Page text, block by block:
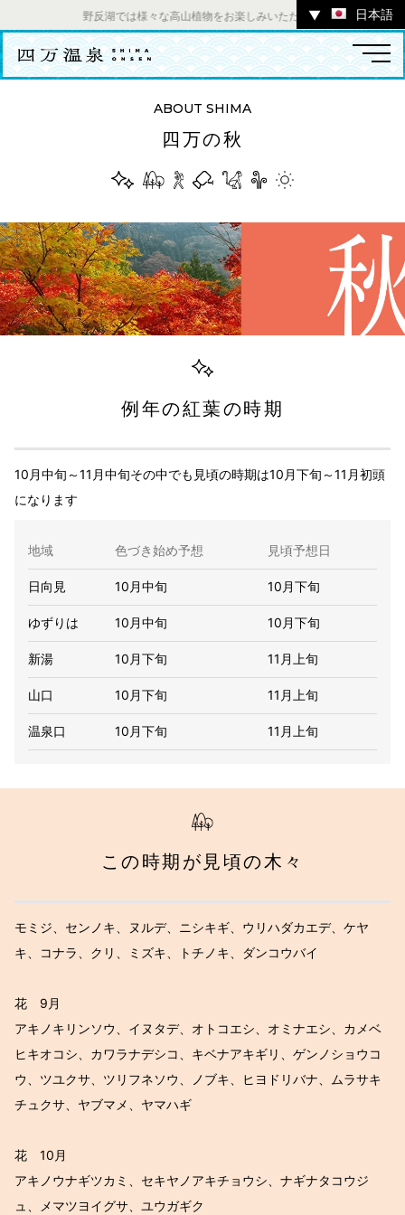
反湖では様々な高山植物をお楽しみいただけます。 ／ チャツボミゴケ公園内
▼ 日本語
体験 イベント ツアー
中之条町その他のエリア
ABOUT SHIMA
四万の秋
例年の紅葉の時期
10月中旬～11月中旬その中でも見頃の時期は10月下旬～11月初頭
になります
地域 色づき始め予想 見頃予想日
日向見 10月中旬 10月下旬
ゆずりは 10月中旬 10月下旬
新湯 10月下旬 11月上旬
山口 10月下旬 11月上旬
温泉口 10月下旬 11月上旬
この時期が見頃の木々
モミジ、センノキ、ヌルデ、ニシキギ、ウリハダカエデ、ケヤ
キ、コナラ、クリ、ミズキ、トチノキ、ダンコウバイ
花 9月
アキノキリンソウ、イヌタデ、オトコエシ、オミナエシ、カメベ
ヒキオコシ、カワラナデシコ、キベナアキギリ、ゲンノショウコ
ウ、ツユクサ、ツリフネソウ、ノブキ、ヒヨドリバナ、ムラサキ
チュクサ、ヤブマメ、ヤマハギ
花 10月
アキノウナギツカミ、セキヤノアキチョウシ、ナギナタコウジ
ュ、メマツヨイグサ、ユウガギク